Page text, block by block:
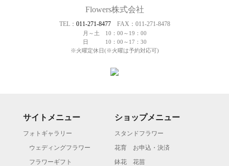
Flowers株式会社
TEL： 011-271-8477FAX：011-271-8478
月～土 10：00～19：00
日 10：00～17：30
※火曜定休日(※火曜は予約対応可)
サイトメニュー
フォトギャラリー
ウェディングフラワー
フラワーギフト
ショップメニュー
スタンドフラワー
花育 お申込・決済
鉢花 花苗